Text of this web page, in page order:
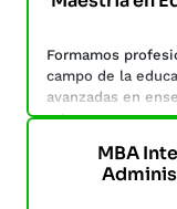
Formamos
campo de la
avanzadas en
educativa y
Estarás
mejorar la
MBA